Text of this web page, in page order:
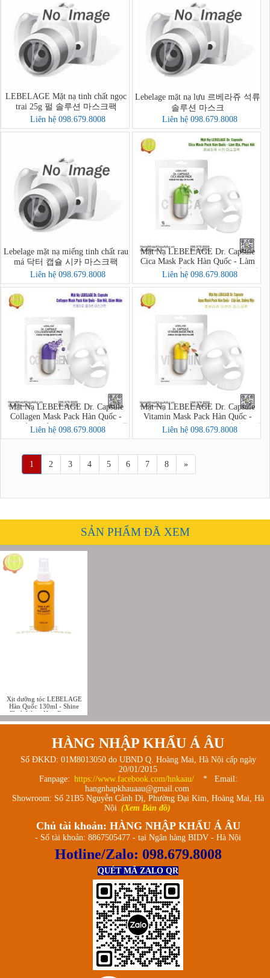
LEBELAGE Mặt nạ tinh chất ngọc
trai 25g 펄 솔루션 마스크팩
Liên hệ 098.679.8008
Lebelage mặt nạ lựu 르베라쥬 석류
솔루션 마스크
Liên hệ 098.679.8008
Lebelage mặt nạ miếng tinh chất rau
má 닥터 캡슐 시카 마스크팩
Liên hệ 098.679.8008
Mặt Nạ LEBELAGE Dr. Capsule
Cica Mask Pack Hàn Quốc - Làm
Dịu, Phục Hồi - 르베라쥬 시카 마
스크팩
Liên hệ 098.679.8008
Mặt Nạ LEBELAGE Dr. Capsule
Collagen Mask Pack Hàn Quốc -
Đàn Hồi, Giảm Nhăn - 르베라쥬 콜
라겐 마스크팩
Liên hệ 098.679.8008
Mặt Nạ LEBELAGE Dr. Capsule
Vitamin Mask Pack Hàn Quốc -
Dưỡng Da, Sáng Mịn - 르베라쥬 비
타민 마스크팩
Liên hệ 098.679.8008
1 2 3 4 5 6 7 8 »
SẢN PHẨM ĐÃ XEM
Xịt dưỡng tóc LEBELAGE
Hàn Quốc 130ml - Shine
Flash Water Hair Essence
HÀNG NHẬP KHẨU Á ÂU
Số ĐKKD: 01M8013050 do UBND Q. Hoàng Mai, Hà Nội cấp ngày
20/01/2015
Fanpage: https://www.facebook.com/hnkaau/
* Email:
hangnhapkhauaau@gmail.com
Showroom: Số 21B5 Nguyễn Cảnh Dị, Phường Đại Kim, Hoàng Mai, Hà
Nội (Xem Bản đồ)
Chủ tài khoản: HÀNG NHẬP KHẨU Á ÂU
- Số tài khoản: 8867505477 - tại Ngân hàng BIDV - Hà Nội
Hotline/Zalo: 098.679.8008
QUÉT MÃ ZALO QR